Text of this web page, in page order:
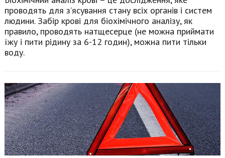
проводять для з’ясування стану всіх органів і систем
людини. Забір крові для біохімічного аналізу, як
правило, проводять натщесерце (не можна приймати
їжу і пити рідину за 6-12 годин), можна пити тільки
воду.